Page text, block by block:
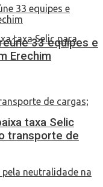
taxa Selic
33 equipes e
Erechim
transporte de